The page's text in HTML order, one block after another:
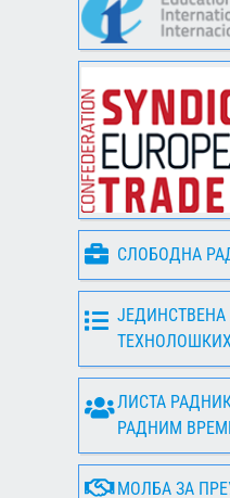
СЛОБОДНА
ЈЕДИНСТВЕНА
ЛИСТА
РАДНИМ
МОЛБА ЗА